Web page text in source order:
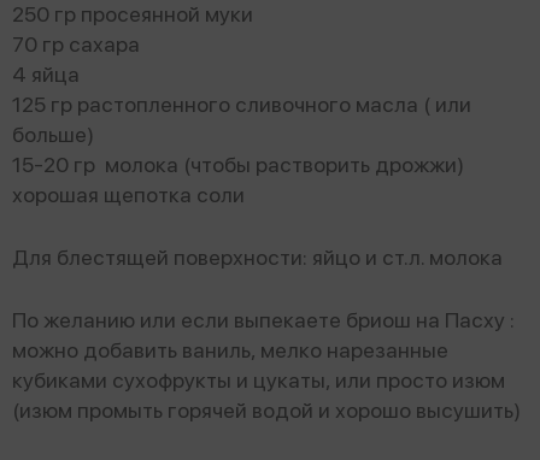
250 гр просеянной муки
70 гр сахара
4 яйца
125 гр растопленного сливочного масла ( или
больше)
15-20 гр молока (чтобы растворить дрожжи)
хорошая щепотка соли
Для блестящей поверхности: яйцо и ст.л. молока
По желанию или если выпекаете бриош на Пасху :
можно добавить ваниль, мелко нарезанные
кубиками сухофрукты и цукаты, или просто изюм
(изюм промыть горячей водой и хорошо высушить)